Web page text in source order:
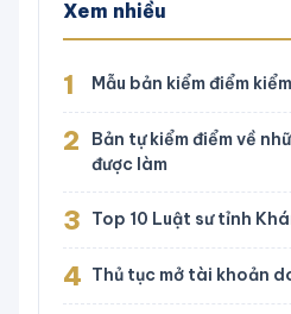
Xem nhiều
1 Mẫu bản kiểm điểm
2
Bản tự kiểm điểm về
được làm
3 Top 10 Luật sư tỉnh
4 Thủ tục mở tài khoản